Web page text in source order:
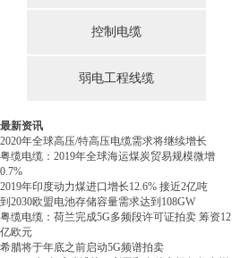
控制电缆
弱电工程线缆
最新资讯
2020年全球高压/特高压电缆需求将继续增长
粤缆电缆：2019年全球海运煤炭贸易规模微增
0.7%
2019年印度动力煤进口增长12.6% 接近2亿吨
到2030欧盟电池存储容量需求达到108GW
粤缆电缆：荷兰完成5G多频段许可证拍卖 筹资12
亿欧元
希腊将于年底之前启动5G频谱拍卖